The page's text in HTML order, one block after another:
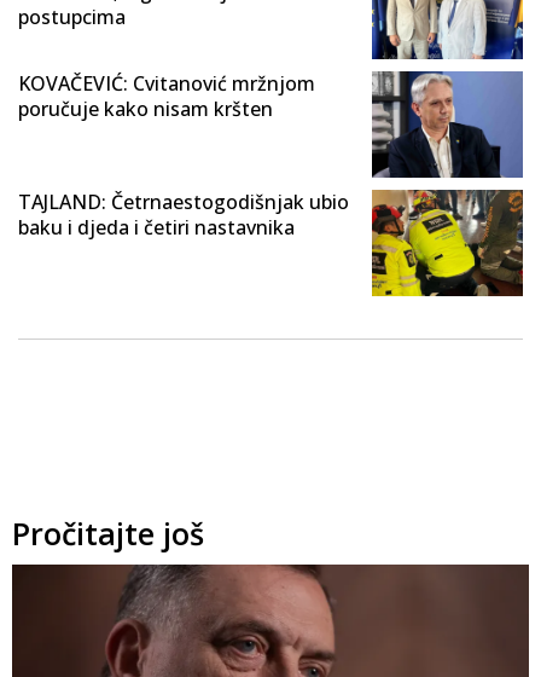
postupcima
KOVAČEVIĆ: Cvitanović mržnjom
poručuje kako nisam kršten
TAJLAND: Četrnaestogodišnjak ubio
baku i djeda i četiri nastavnika
Pročitajte još